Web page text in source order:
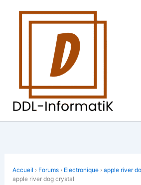
Accueil › Forums › Electronique › apple river
apple river dog crystal